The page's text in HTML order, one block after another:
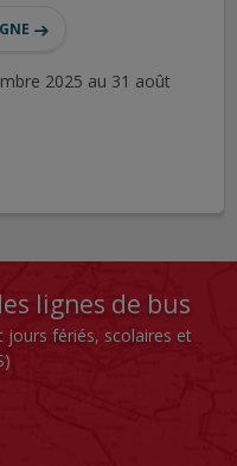
2025 au 31 août
lignes de bus
jours fériés, scolaires et